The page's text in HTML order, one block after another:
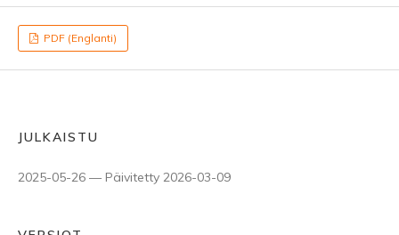
PDF (Englanti)
JULKAISTU
2025-05-26 — Päivitetty 2026-03-09